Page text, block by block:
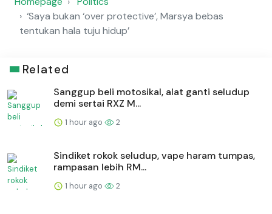
‘Saya bukan ‘over protective’, Marsya bebas
tentukan hala tuju hidup’
Related
Sanggup beli motosikal, alat ganti seludup
demi sertai RXZ M...
1 hour ago 2
Sindiket rokok seludup, vape haram tumpas,
rampasan lebih RM...
1 hour ago 2